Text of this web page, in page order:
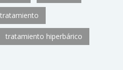
tratamiento
tratamiento hiperbárico